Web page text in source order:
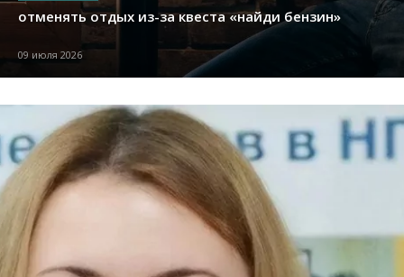
отменять отдых из-за квеста «найди бензин»
09 июля 2026